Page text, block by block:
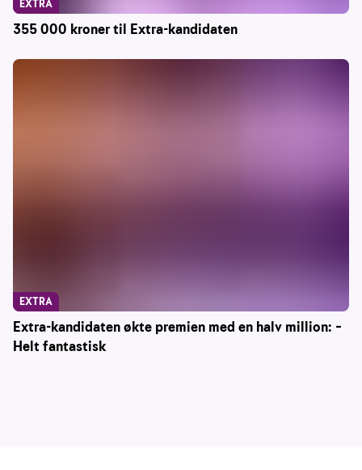
355 000 kroner til Extra-kandidaten
EXTRA
Extra-kandidaten økte premien med en halv million: –
Helt fantastisk
EXTRA